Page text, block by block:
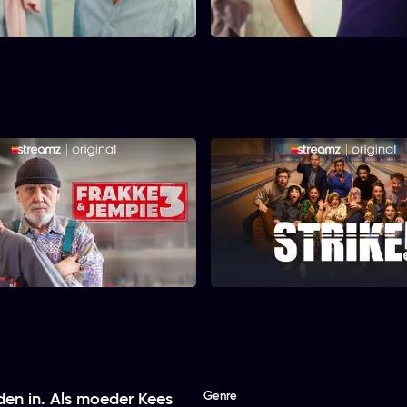
veroorzaakt een alarmerend
bericht paniek.
& Jempie STRIKE!
in. Als moeder Kees
Genre